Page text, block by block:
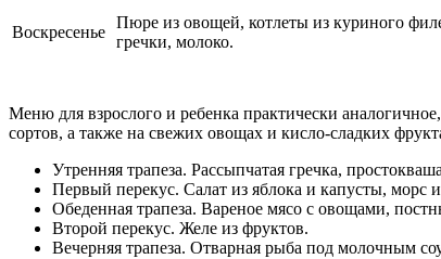
Воскресенье
Пюре из овощей, котлеты из куриного
гречки, молоко.
Меню для взрослого и ребенка практически
сортов, а также на свежих овощах и кисло-сладких
Утренняя трапеза. Рассыпчатая гречка,
Первый перекус. Салат из яблока и капусты, морс
Обеденная трапеза. Вареное мясо с овощами,
Второй перекус. Желе из фруктов.
Вечерняя трапеза. Отварная рыба под молочным